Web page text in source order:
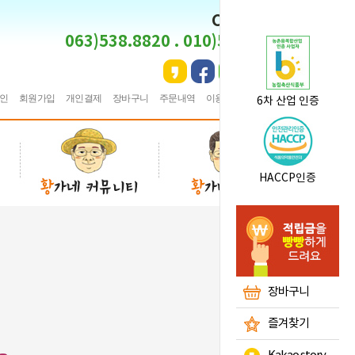
CS CENTER
063)538.8820 . 010)5495.8820
회원가입 개인결제 장바구니 주문내역 이용안내 ★즐겨찾기
6차 산업 인증
HACCP인증
장바구니
즐겨찾기